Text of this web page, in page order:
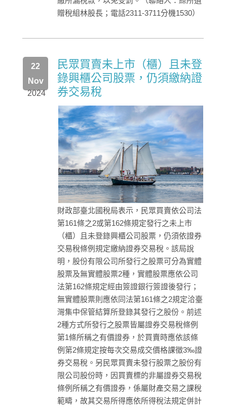
贈稅組林股長；電話2311-3711分機1530）
2024
22
Nov
民眾買賣未上市（櫃）且未登
錄興櫃公司股票，仍須繳納證
券交易稅
財政部臺北國稅局表示，民眾買賣依公司法
第161條之2或第162條規定發行之未上市
（櫃）且未登錄興櫃公司股票，仍須依證券
交易稅條例規定繳納證券交易稅。該局說
明，股份有限公司所發行之股票可分為實體
股票及無實體股票2種，實體股票應依公司
法第162條規定經由簽證銀行簽證後發行；
無實體股票則應依同法第161條之2規定洽臺
灣集中保管結算所登錄其發行之股份。前述
2種方式所發行之股票皆屬證券交易稅條例
第1條所稱之有價證券，於買賣時應依該條
例第2條規定按每次交易成交價格課徵3‰證
券交易稅。另民眾買賣未發行股票之股份有
限公司股份時，因買賣標的非屬證券交易稅
條例所稱之有價證券，係屬財產交易之課稅
範疇，故其交易所得應依所得稅法規定併計